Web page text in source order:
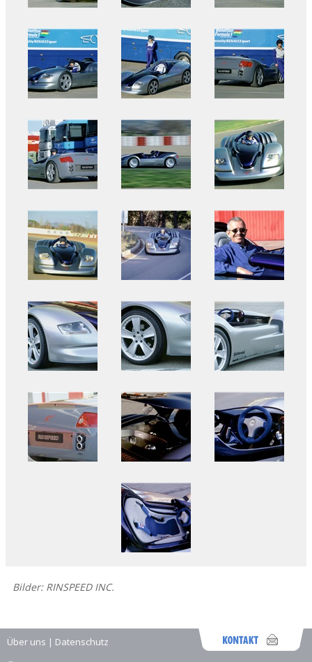
Bilder: RINSPEED INC.
Über uns | Datenschutz